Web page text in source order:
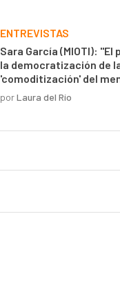
ENTREVISTAS
Sara García (MIOTI): "El
la democratización de
'comoditización' del
textos técnicamente
pero planos y
porLaura del Río